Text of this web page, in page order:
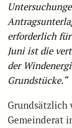
erforderlich
Juni ist die
der
Grundstücke.“
Grundsätzlich
Gemeinderat